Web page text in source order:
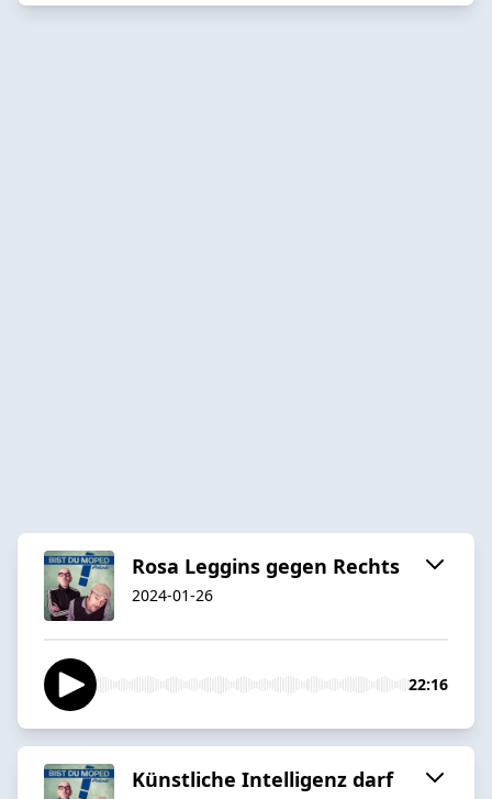
Rosa Leggins gegen Rechts
2024-01-26
22:16
Künstliche Intelligenz darf